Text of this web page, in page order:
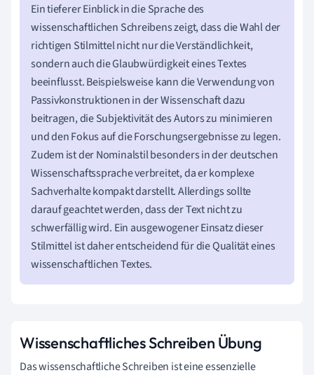
Ein tieferer Einblick in die Sprache des
wissenschaftlichen Schreibens zeigt, dass die Wahl der
richtigen Stilmittel nicht nur die Verständlichkeit,
sondern auch die Glaubwürdigkeit eines Textes
beeinflusst. Beispielsweise kann die Verwendung von
Passivkonstruktionen in der Wissenschaft dazu
beitragen, die Subjektivität des Autors zu minimieren
und den Fokus auf die Forschungsergebnisse zu legen.
Zudem ist der Nominalstil besonders in der deutschen
Wissenschaftssprache verbreitet, da er komplexe
Sachverhalte kompakt darstellt. Allerdings sollte
darauf geachtet werden, dass der Text nicht zu
schwerfällig wird. Ein ausgewogener Einsatz dieser
Stilmittel ist daher entscheidend für die Qualität eines
wissenschaftlichen Textes.
Wissenschaftliches Schreiben Übung
Das wissenschaftliche Schreiben ist eine essenzielle